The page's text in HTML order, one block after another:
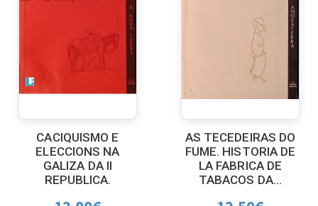
CACIQUISMO E
ELECCIONS NA
GALIZA DA II
REPUBLICA.
AS TECEDEIRAS DO
FUME. HISTORIA DE
LA FABRICA DE
TABACOS DA...